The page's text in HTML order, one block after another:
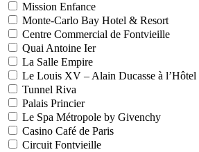
Mission Enfance
Monte-Carlo Bay Hotel & Resort
Centre Commercial de Fontvieille
Quai Antoine Ier
La Salle Empire
Le Louis XV – Alain Ducasse à l’Hôtel
Tunnel Riva
Palais Princier
Le Spa Métropole by Givenchy
Casino Café de Paris
Circuit Fontvieille